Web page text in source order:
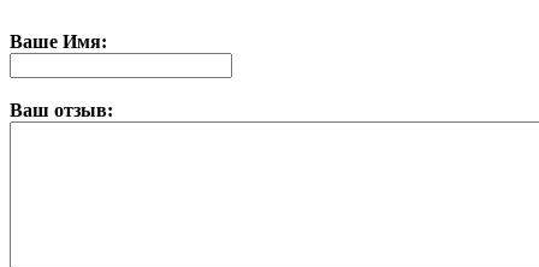
Ваше Имя:
Ваш отзыв: